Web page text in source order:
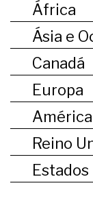
África
Ásia e
Canadá
Europa
Reino